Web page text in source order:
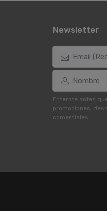
Newsletter
Enterate antes
promociones,
comerciales.